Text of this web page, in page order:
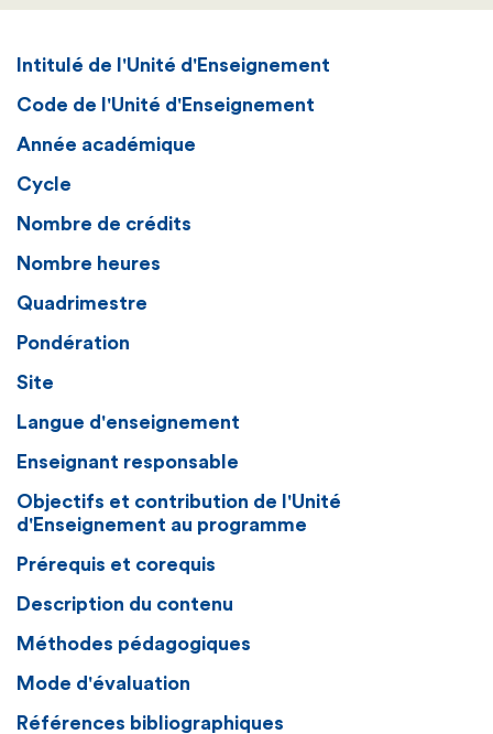
Intitulé de l'Unité d'Enseignement
Code de l'Unité d'Enseignement
Année académique
Cycle
Nombre de crédits
Nombre heures
Quadrimestre
Pondération
Site
Langue d'enseignement
Enseignant responsable
Objectifs et contribution de l'Unité
d'Enseignement au programme
Prérequis et corequis
Description du contenu
Méthodes pédagogiques
Mode d'évaluation
Références bibliographiques